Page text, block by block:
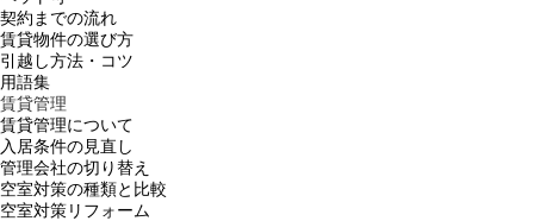
契約までの流れ
賃貸物件の選び方
引越し方法・コツ
用語集
賃貸管理
賃貸管理について
入居条件の見直し
管理会社の切り替え
空室対策の種類と比較
空室対策リフォーム